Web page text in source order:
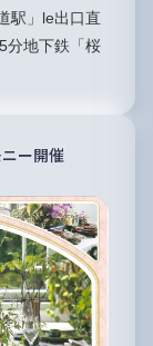
駅」le出口直
分地下鉄「桜
ー開催